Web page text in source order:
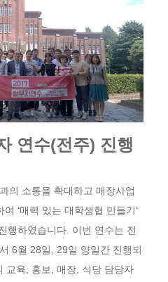
연수(전주) 진행
의 소통을 확대하고 매장사업
‘매력 있는 대학생협 만들기’
행하였습니다. 이번 연수는 전
6월 28일, 29일 양일간 진행되
교육, 홍보, 매장, 식당 담당자